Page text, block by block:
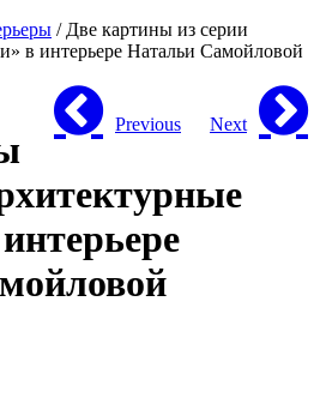
/ Две картины из серии
в интерьере Натальи Самойловой
Previous Next